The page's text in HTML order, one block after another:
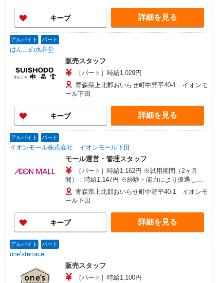
キープ 詳細を見る
アルバイト パート
はんこの水晶堂
販売スタッフ
［パート］時給1,029円
青森県上北郡おいらせ町中野平40-1 イオンモ
ール下田
キープ 詳細を見る
アルバイト パート
イオンモール株式会社 イオンモール下田
モール運営・管理スタッフ
［パート］時給1,162円 ※試用期間（2ヶ月
間）：時給1,147円 ※経験・能力により優遇しま
す ※18:00以降は時給＋100円（土日祝含）
青森県上北郡おいらせ町中野平40-1 イオンモ
ール下田
キープ 詳細を見る
アルバイト パート
one’sterrace
販売スタッフ
［パート］時給1,100円